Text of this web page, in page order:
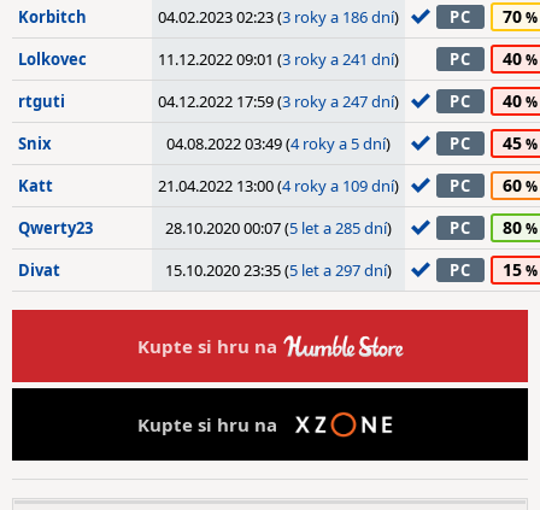
Korbitch 04.02.2023 02:23 (3 roky a 186 dní) PC 70
Lolkovec 11.12.2022 09:01 (3 roky a 241 dní) PC 40
rtguti 04.12.2022 17:59 (3 roky a 247 dní) PC 40
Snix 04.08.2022 03:49 (4 roky a 5 dní) PC 45
Katt 21.04.2022 13:00 (4 roky a 109 dní) PC 60
Qwerty23 28.10.2020 00:07 (5 let a 285 dní) PC 80
Divat 15.10.2020 23:35 (5 let a 297 dní) PC 15
Kupte si hru na
Kupte si hru na